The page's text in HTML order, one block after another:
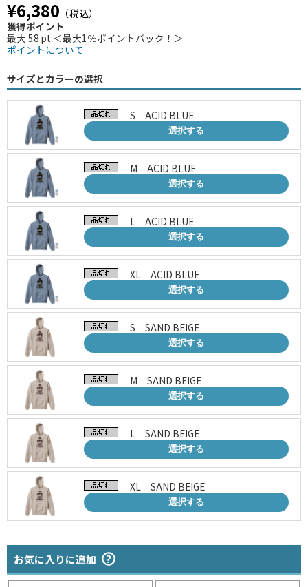
¥6,380 （税込）
獲得ポイント
最大 58 pt ＜最大1％ポイントバック！＞
ポイントについて
サイズとカラーの選択
S ACID BLUE
選択する
M ACID BLUE
選択する
L ACID BLUE
選択する
XL ACID BLUE
選択する
S SAND BEIGE
選択する
M SAND BEIGE
選択する
L SAND BEIGE
選択する
XL SAND BEIGE
選択する
お気に入りに追加